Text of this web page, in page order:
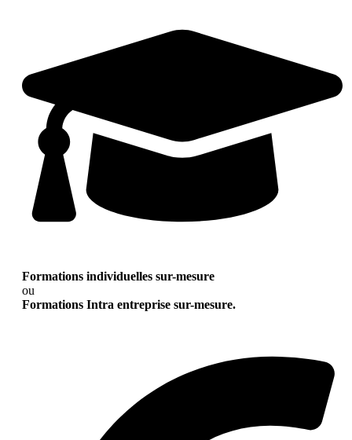
Formations individuelles sur-mesure
ou
Formations Intra entreprise sur-mesure.